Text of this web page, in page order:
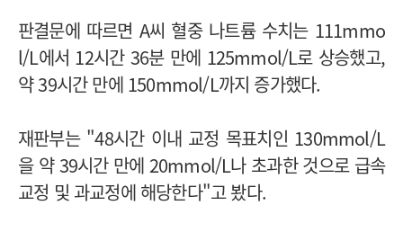
판결문에 따르면 A씨 혈중 나트륨 수치는 111mmo
l/L에서 12시간 36분 만에 125mmol/L로 상승했고,
약 39시간 만에 150mmol/L까지 증가했다.
재판부는 "48시간 이내 교정 목표치인 130mmol/L
을 약 39시간 만에 20mmol/L나 초과한 것으로 급속
교정 및 과교정에 해당한다"고 봤다.